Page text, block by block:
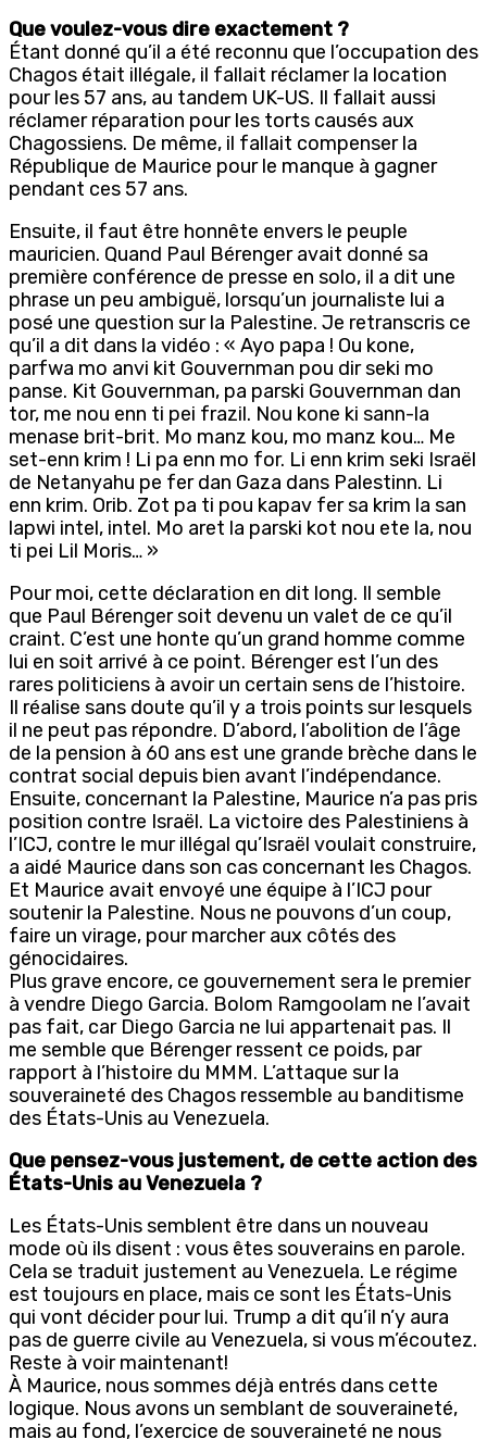
Que voulez-vous dire exactement ?
Étant donné qu’il a été reconnu que l’occupation des
Chagos était illégale, il fallait réclamer la location
pour les 57 ans, au tandem UK-US. Il fallait aussi
réclamer réparation pour les torts causés aux
Chagossiens. De même, il fallait compenser la
République de Maurice pour le manque à gagner
pendant ces 57 ans.
Ensuite, il faut être honnête envers le peuple
mauricien. Quand Paul Bérenger avait donné sa
première conférence de presse en solo, il a dit une
phrase un peu ambiguë, lorsqu’un journaliste lui a
posé une question sur la Palestine. Je retranscris ce
qu’il a dit dans la vidéo : « Ayo papa ! Ou kone,
parfwa mo anvi kit Gouvernman pou dir seki mo
panse. Kit Gouvernman, pa parski Gouvernman dan
tor, me nou enn ti pei frazil. Nou kone ki sann-la
menase brit-brit. Mo manz kou, mo manz kou… Me
set-enn krim ! Li pa enn mo for. Li enn krim seki Israël
de Netanyahu pe fer dan Gaza dans Palestinn. Li
enn krim. Orib. Zot pa ti pou kapav fer sa krim la san
lapwi intel, intel. Mo aret la parski kot nou ete la, nou
ti pei Lil Moris… »
Pour moi, cette déclaration en dit long. Il semble
que Paul Bérenger soit devenu un valet de ce qu’il
craint. C’est une honte qu’un grand homme comme
lui en soit arrivé à ce point. Bérenger est l’un des
rares politiciens à avoir un certain sens de l’histoire.
Il réalise sans doute qu’il y a trois points sur lesquels
il ne peut pas répondre. D’abord, l’abolition de l’âge
de la pension à 60 ans est une grande brèche dans le
contrat social depuis bien avant l’indépendance.
Ensuite, concernant la Palestine, Maurice n’a pas pris
position contre Israël. La victoire des Palestiniens à
l’ICJ, contre le mur illégal qu’Israël voulait construire,
a aidé Maurice dans son cas concernant les Chagos.
Et Maurice avait envoyé une équipe à l’ICJ pour
soutenir la Palestine. Nous ne pouvons d’un coup,
faire un virage, pour marcher aux côtés des
génocidaires.
Plus grave encore, ce gouvernement sera le premier
à vendre Diego Garcia. Bolom Ramgoolam ne l’avait
pas fait, car Diego Garcia ne lui appartenait pas. Il
me semble que Bérenger ressent ce poids, par
rapport à l’histoire du MMM. L’attaque sur la
souveraineté des Chagos ressemble au banditisme
des États-Unis au Venezuela.
Que pensez-vous justement, de cette action des
États-Unis au Venezuela ?
Les États-Unis semblent être dans un nouveau
mode où ils disent : vous êtes souverains en parole.
Cela se traduit justement au Venezuela. Le régime
est toujours en place, mais ce sont les États-Unis
qui vont décider pour lui. Trump a dit qu’il n’y aura
pas de guerre civile au Venezuela, si vous m’écoutez.
Reste à voir maintenant!
À Maurice, nous sommes déjà entrés dans cette
logique. Nous avons un semblant de souveraineté,
mais au fond, l’exercice de souveraineté ne nous